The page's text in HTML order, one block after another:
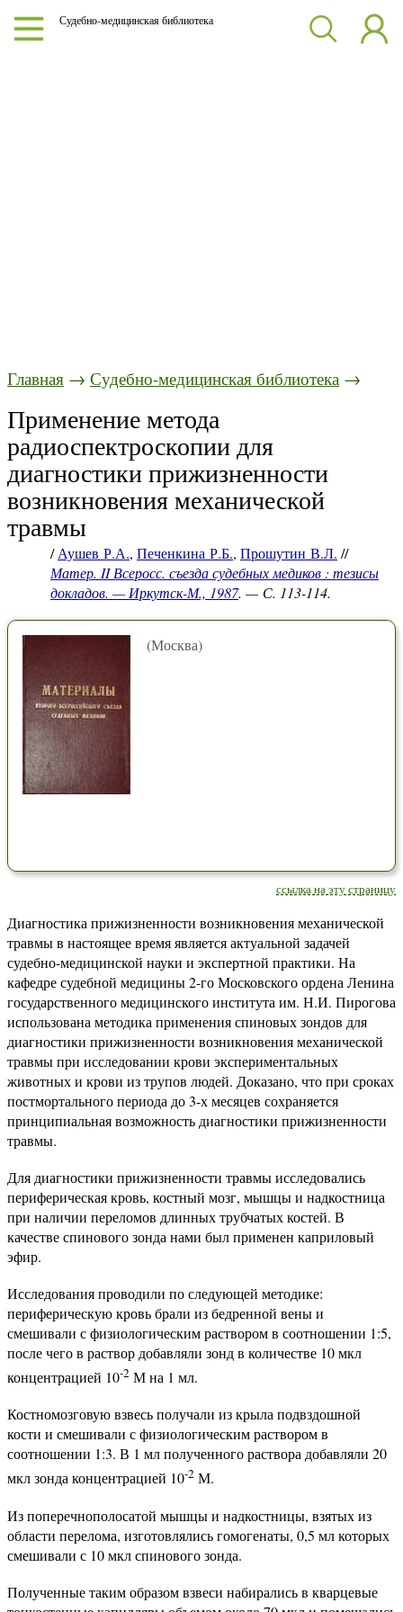
Судебно-медицинская библиотека
Главная → Судебно-медицинская библиотека →
Применение метода
радиоспектроскопии для
диагностики прижизненности
возникновения механической
травмы
/Аушев Р.А., Печенкина Р.Б., Прошутин В.Л. //
Матер. II Всеросс. съезда судебных медиков : тезисы
докладов. — Иркутск-М., 1987. — С. 113-114.
(Москва)
ссылка на эту страницу
Диагностика прижизненности возникновения механической
травмы в настоящее время является актуальной задачей
судебно-медицинской науки и экспертной практики. На
кафедре судебной медицины 2-го Московского ордена Ленина
государственного медицинского института им. Н.И. Пирогова
использована методика применения спиновых зондов для
диагностики прижизненности возникновения механической
травмы при исследовании крови экспериментальных
животных и крови из трупов людей. Доказано, что при сроках
постмортального периода до 3-х месяцев сохраняется
принципиальная возможность диагностики прижизненности
травмы.
Для диагностики прижизненности травмы исследовались
периферическая кровь, костный мозг, мышцы и надкостница
при наличии переломов длинных трубчатых костей. В
качестве спинового зонда нами был применен каприловый
эфир.
Исследования проводили по следующей методике:
периферическую кровь брали из бедренной вены и
смешивали с физиологическим раствором в соотношении 1:5,
после чего в раствор добавляли зонд в количестве 10 мкл
концентрацией 10-2 М на 1 мл.
Костномозговую взвесь получали из крыла подвздошной
кости и смешивали с физиологическим раствором в
соотношении 1:3. В 1 мл полученного раствора добавляли 20
мкл зонда концентрацией 10-2 М.
Из поперечнополосатой мышцы и надкостницы, взятых из
области перелома, изготовлялись гомогенаты, 0,5 мл которых
смешивали с 10 мкл спинового зонда.
Полученные таким образом взвеси набирались в кварцевые